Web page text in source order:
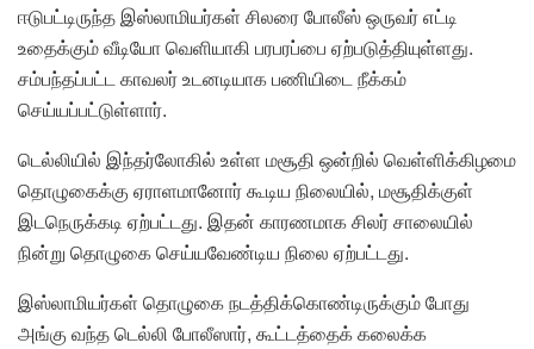
ஈடுபட்டிருந்த இஸ்லாமியர்கள் சிலரை போலீஸ் ஒருவர் எட்டி
உதைக்கும் வீடியோ வெளியாகி பரபரப்பை ஏற்படுத்தியுள்ளது.
சம்பந்தப்பட்ட காவலர் உடனடியாக பணியிடை நீக்கம்
செய்யப்பட்டுள்ளார்.
டெல்லியில் இந்தர்லோகில் உள்ள மசூதி ஒன்றில் வெள்ளிக்கிழமை
தொழுகைக்கு ஏராளமானோர் கூடிய நிலையில், மசூதிக்குள்
இடநெருக்கடி ஏற்பட்டது. இதன் காரணமாக சிலர் சாலையில்
நின்று தொழுகை செய்யவேண்டிய நிலை ஏற்பட்டது.
இஸ்லாமியர்கள் தொழுகை நடத்திக்கொண்டிருக்கும் போது
அங்கு வந்த டெல்லி போலீஸார், கூட்டத்தைக் கலைக்க